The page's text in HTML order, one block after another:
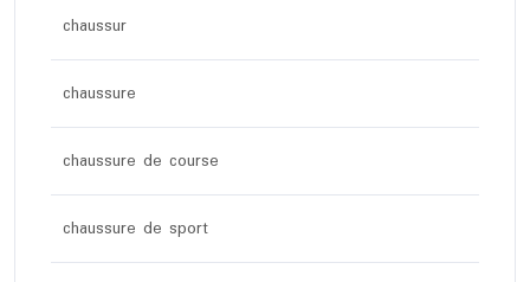
chaussur
chaussure
chaussure de course
chaussure de sport